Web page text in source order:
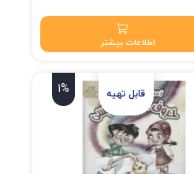
اطلاعات بیشتر
1%